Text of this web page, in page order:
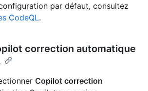
par défaut, consultez
CodeQL.
correction automatique
Copilot correction